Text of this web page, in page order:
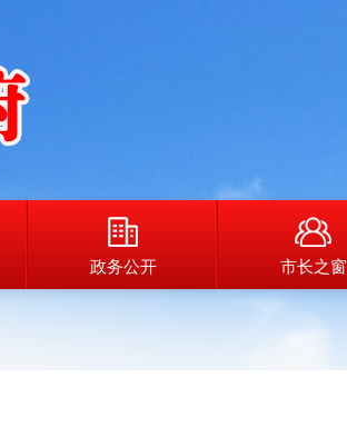
政务公开 市长之窗